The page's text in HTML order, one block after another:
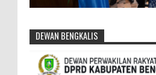
DEWAN BENGKALIS